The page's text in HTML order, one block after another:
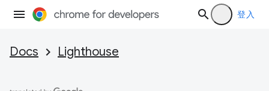
登入
Docs Lighthouse